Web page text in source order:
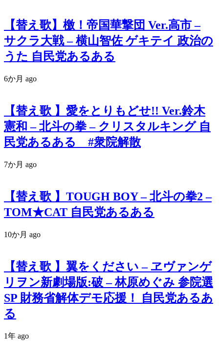
【替え歌】檄！帝国華撃団 Ver.高市 –
サクラ大戦 – 横山智佐 ゲキテイ 政治の
うた 自民党あるある
6か月 ago
【替え歌 】愛をとりもどせ!! Ver.鈴木
憲和 – 北斗の拳 – クリスタルキング 自
民党あるある #衆院解散
7か月 ago
【替え歌 】TOUGH BOY – 北斗の拳2 –
TOM★CAT 自民党あるある
10か月 ago
【替え歌 】翼をください – ヱヴァンゲ
リヲン新劇場版:破 – 林原めぐみ 参院選
SP 財務省解体デモ応援！ 自民党あるあ
る
1年 ago